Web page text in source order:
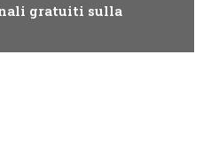
gratuiti sulla